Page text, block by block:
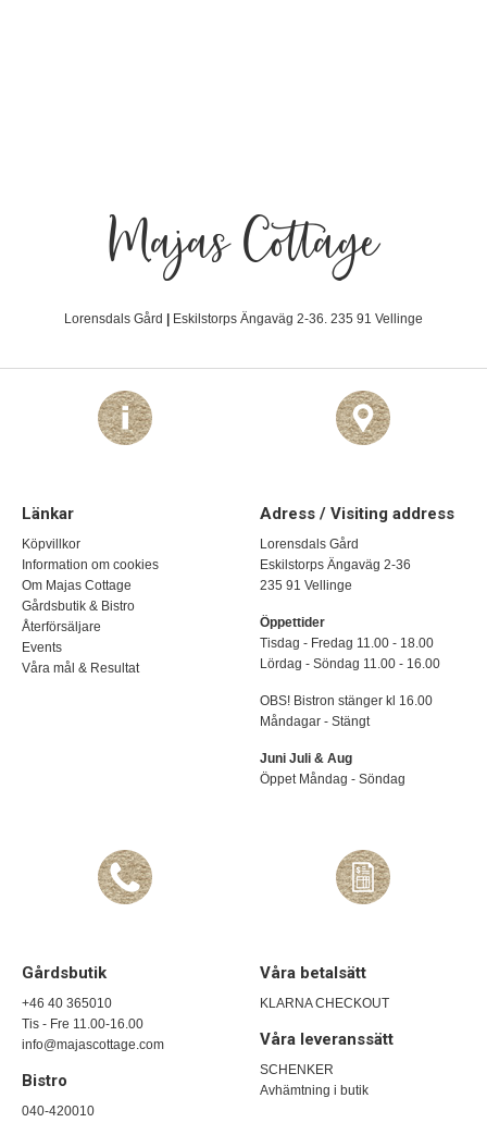
Majas Cottage
Lorensdals Gård Eskilstorps Ängaväg 2-36. 235 91 Vellinge
Länkar
Köpvillkor
Information om cookies
Om Majas Cottage
Gårdsbutik & Bistro
Återförsäljare
Events
Våra mål & Resultat
Adress / Visiting address
Lorensdals Gård
Eskilstorps Ängaväg 2-36
235 91 Vellinge
Öppettider
Tisdag - Fredag 11.00 - 18.00
Lördag - Söndag 11.00 - 16.00
OBS! Bistron stänger kl 16.00
Måndagar - Stängt
Juni Juli & Aug
Öppet Måndag - Söndag
Gårdsbutik
+46 40 365010
Tis - Fre 11.00-16.00
info@majascottage.com
Bistro
040-420010
Våra betalsätt
KLARNA CHECKOUT
Våra leveranssätt
SCHENKER
Avhämtning i butik